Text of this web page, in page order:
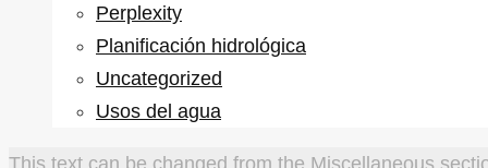
Perplexity
Planificación hidrológica
Uncategorized
Usos del agua
This text can be changed from the Miscellaneous